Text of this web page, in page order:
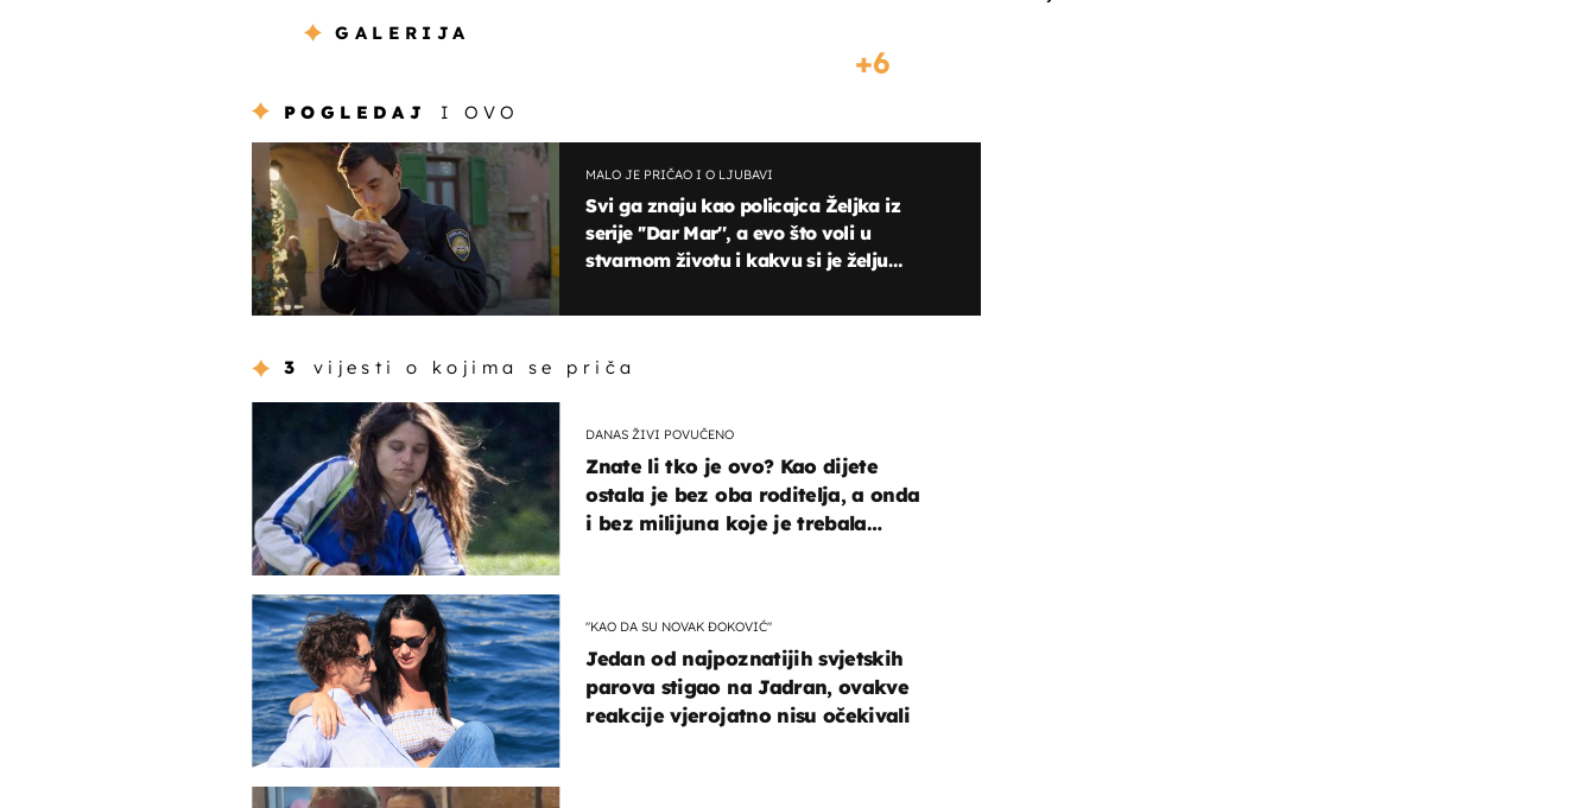
GALERIJA
6
POGLEDAJ I OVO
MALO JE PRIČAO I O LJUBAVI
Svi ga znaju kao policajca Željka iz
serije ''Dar Mar'', a evo što voli u
stvarnom životu i kakvu si je želju
3 vijesti o kojima se priča
DANAS ŽIVI POVUČENO
Znate li tko je ovo? Kao dijete
ostala je bez oba roditelja, a onda
i bez milijuna koje je trebala
"KAO DA SU NOVAK ĐOKOVIĆ"
Jedan od najpoznatijih svjetskih
parova stigao na Jadran, ovakve
reakcije vjerojatno nisu očekivali